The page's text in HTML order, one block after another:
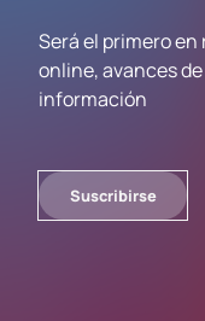
Será el primero
online, avances
información
Suscribirse